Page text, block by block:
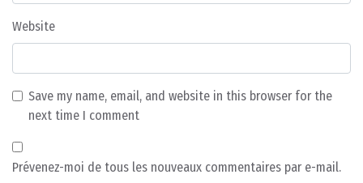
Website
Save my name, email, and website in this browser for the
next time I comment
Prévenez-moi de tous les nouveaux commentaires par e-mail.